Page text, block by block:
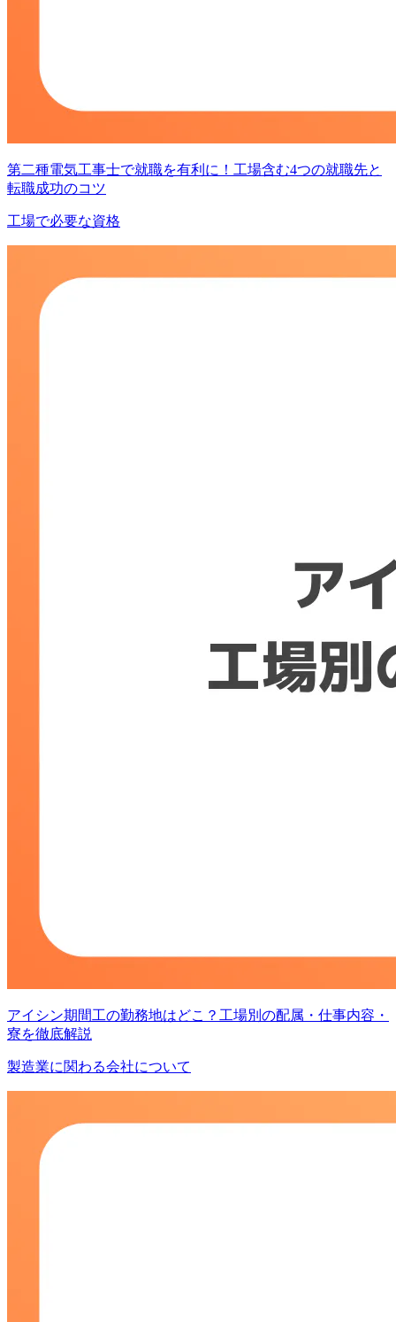
第二種電気工事士で就職を有利に！工場含む4つの就職先と
転職成功のコツ
工場で必要な資格
アイシン期間工の勤務地はどこ？工場別の配属・仕事内容・
寮を徹底解説
製造業に関わる会社について